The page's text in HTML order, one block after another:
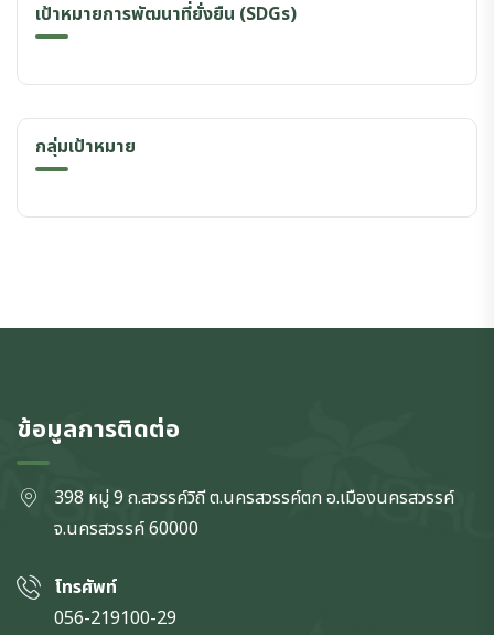
เป้าหมายการพัฒนาที่ยั่งยืน (SDGs)
กลุ่มเป้าหมาย
ข้อมูลการติดต่อ
398 หมู่ 9 ถ.สวรรค์วิถี ต.นครสวรรค์ตก อ.เมืองนครสวรรค์
จ.นครสวรรค์60000
โทรศัพท์
056-219100-29